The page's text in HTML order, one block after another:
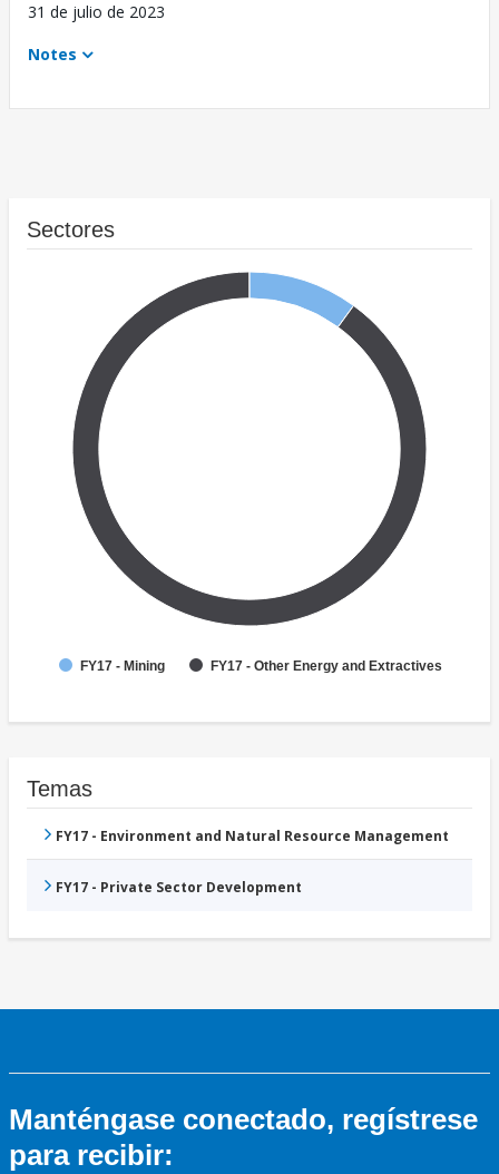
31 de julio de 2023
Notes
Sectores
FY17 - Mining FY17 - Other Energy and Extractives
Temas
FY17 - Environment and Natural Resource Management
FY17 - Private Sector Development
Manténgase conectado, regístrese
para recibir: